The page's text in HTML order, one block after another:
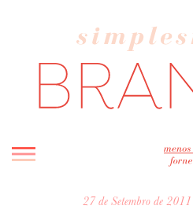
INICIO
27 de Setembro de 2011